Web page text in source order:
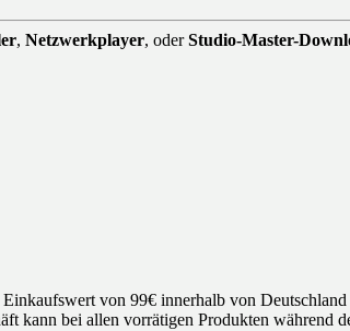
, Netzwerkplayer, oderStudio-Master-
von 99€ innerhalb von
kann bei allen vorrätigen Produkten während